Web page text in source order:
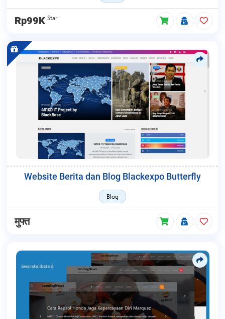
Rp99K Star
Website Berita dan Blog Blackexpo Butterfly
Blog
मुफ्त